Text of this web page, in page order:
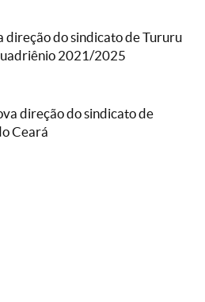
direção do sindicato de Tururu
2021/2025
direção do sindicato de
Ceará